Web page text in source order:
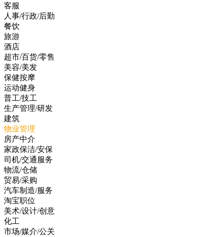
客服
人事/行政/后勤
餐饮
旅游
酒店
超市/百货/零售
美容/美发
保健按摩
运动健身
普工/技工
生产管理/研发
建筑
物业管理
房产中介
家政保洁/安保
司机/交通服务
物流/仓储
贸易/采购
汽车制造/服务
淘宝职位
美术/设计/创意
化工
市场/媒介/公关